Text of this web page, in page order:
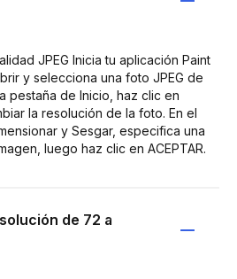
JPEG Inicia tu aplicación Paint
y selecciona una foto JPEG de
pestaña de Inicio, haz clic en
la resolución de la foto. En el
y Sesgar, especifica una
luego haz clic en ACEPTAR.
de 72 a